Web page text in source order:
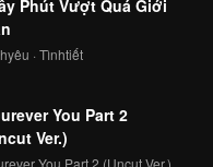
Phút Vượt Quá Giới
· Tìnhtiết
You Part 2
Ver.)
You Part 2 (Uncut Ver.)